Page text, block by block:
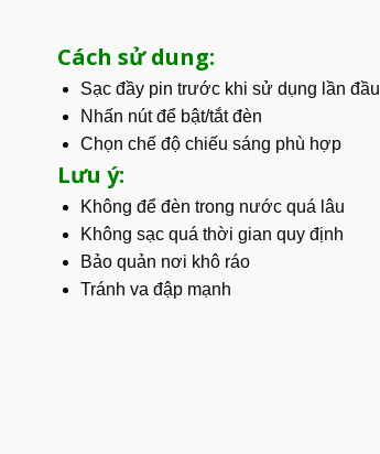
Cách sử dung:
Sạc đầy pin trước khi sử dụng lần đầu
Nhấn nút để bật/tắt đèn
Chọn chế độ chiếu sáng phù hợp
Lưu ý:
Không để đèn trong nước quá lâu
Không sạc quá thời gian quy định
Bảo quản nơi khô ráo
Tránh va đập mạnh